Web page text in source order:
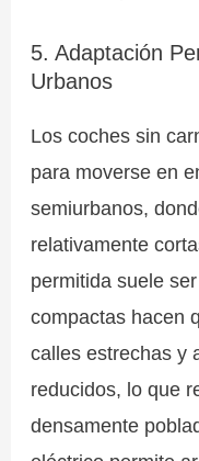
5. Adaptación
Urbanos
Los coches sin
para moverse en
semiurbanos,
relativamente
permitida suele
compactas hacen
calles estrechas y
reducidos, lo que
densamente